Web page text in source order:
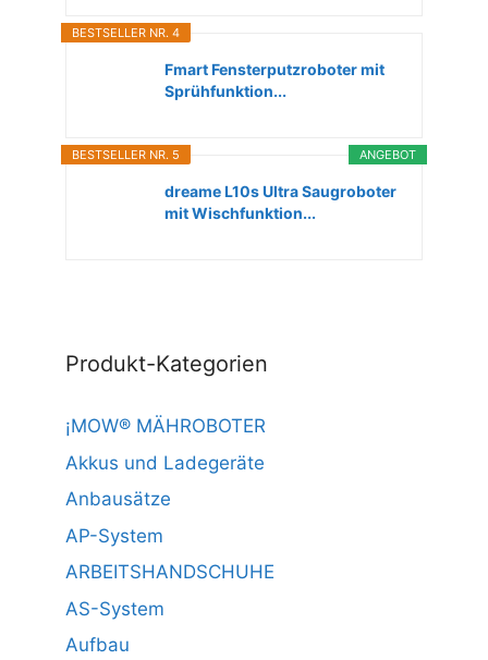
BESTSELLER NR. 4
Fmart Fensterputzroboter mit
Sprühfunktion...
ANGEBOT
BESTSELLER NR. 5
dreame L10s Ultra Saugroboter
mit Wischfunktion...
Produkt-Kategorien
¡MOW® MÄHROBOTER
Akkus und Ladegeräte
Anbausätze
AP-System
ARBEITSHANDSCHUHE
AS-System
Aufbau